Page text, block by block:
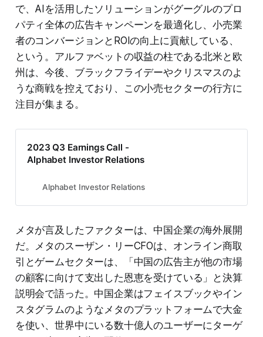
で、AIを活用したソリューションがグーグルのプロ
パティ全体の広告キャンペーンを最適化し、小売業
者のコンバージョンとROIの向上に貢献している、
という。アルファベットの収益の柱である北米と欧
州は、今後、ブラックフライデーやクリスマスのよ
うな商戦を控えており、この小売セクターの行方に
注目が集まる。
2023 Q3 Earnings Call -
Alphabet Investor Relations
Alphabet Investor Relations
メタが言及したファクターは、中国企業の海外展開
だ。メタのスーザン・リーCFOは、オンライン商取
引とゲームセクターは、「中国の広告主が他の市場
の顧客に向けて支出した恩恵を受けている」と決算
説明会で語った。中国企業はフェイスブックやイン
スタグラムのようなメタのプラットフォームで大金
を使い、世界中にいる数十億人のユーザーにターゲ